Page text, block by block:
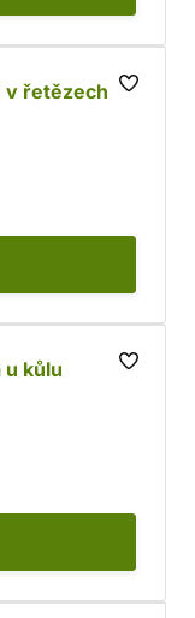
v řetězech
u kůlu